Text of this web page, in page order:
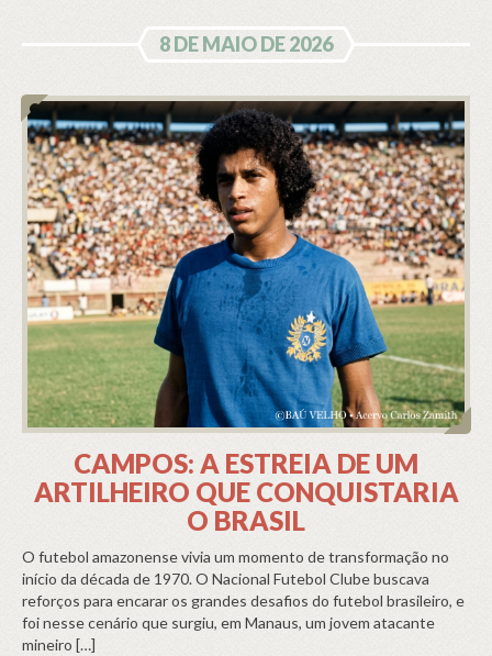
8 DE MAIO DE 2026
CAMPOS: A ESTREIA DE UM
ARTILHEIRO QUE CONQUISTARIA
O BRASIL
O futebol amazonense vivia um momento de transformação no
início da década de 1970. O Nacional Futebol Clube buscava
reforços para encarar os grandes desafios do futebol brasileiro, e
foi nesse cenário que surgiu, em Manaus, um jovem atacante
mineiro […]